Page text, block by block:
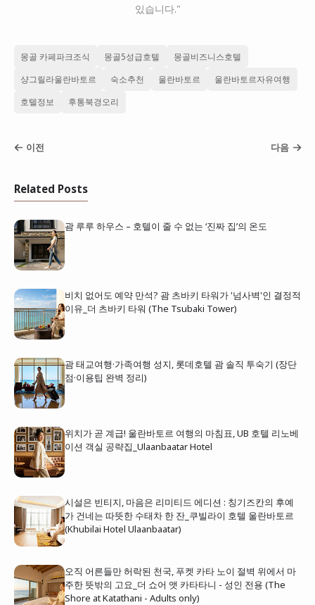
있습니다."
몽골 카페파크조식 몽골5성급호텔 몽골비즈니스호텔
샹그릴라울란바토르 숙소추천 울란바토르 울란바토르자유여행
호텔정보 후통북경오리
이전 다음
Related Posts
괌 루루 하우스 – 호텔이 줄 수 없는 ‘진짜 집’의 온도
비치 없어도 예약 만석? 괌 츠바키 타워가 '넘사벽'인 결정적
이유_더 츠바키 타워 (The Tsubaki Tower)
괌 태교여행·가족여행 성지, 롯데호텔 괌 솔직 투숙기 (장단
점·이용팁 완벽 정리)
위치가 곧 계급! 울란바토르 여행의 마침표, UB 호텔 리노베
이션 객실 공략집_Ulaanbaatar Hotel
시설은 빈티지, 마음은 리미티드 에디션 : 칭기즈칸의 후예
가 건네는 따뜻한 수태차 한 잔_쿠빌라이 호텔 울란바토르
(Khubilai Hotel Ulaanbaatar)
오직 어른들만 허락된 천국, 푸켓 카타 노이 절벽 위에서 마
주한 뜻밖의 고요_더 쇼어 앳 카타타니 - 성인 전용 (The
Shore at Katathani - Adults only)